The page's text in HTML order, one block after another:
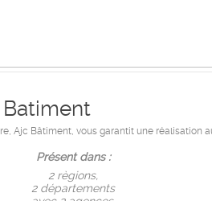
Ajc Bâtiment, vous garantit une réalisation
Présent dans :
2 règions,
2 départements